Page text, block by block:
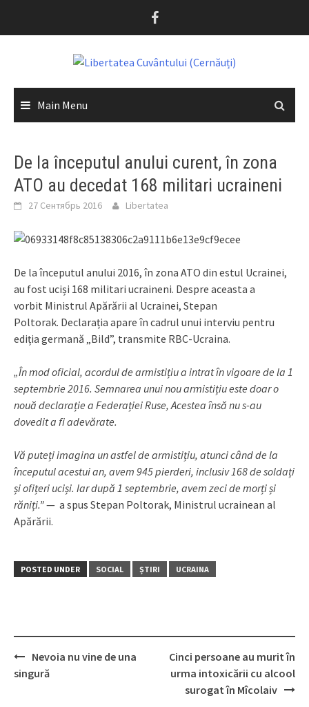
Main Menu
De la începutul anului curent, în zona
ATO au decedat 168 militari ucraineni
27 Сентябрь 2016 Libertatea
De la începutul anului 2016, în zona ATO din estul Ucrainei,
au fost uciși 168 militari ucraineni. Despre aceasta a
vorbit Ministrul Apărării al Ucrainei, Stepan
Poltorak. Declarația apare în cadrul unui interviu pentru
ediția germană „Bild”, transmite RBC-Ucraina.
„În mod oficial, acordul de armistițiu a intrat în vigoare de la 1
septembrie 2016. Semnarea unui nou armistițiu este doar o
nouă declarație a Federației Ruse, Acestea însă nu s-au
dovedit a fi adevărate.
Vă puteți imagina un astfel de armistițiu, atunci când de la
începutul acestui an, avem 945 pierderi, inclusiv 168 de soldați
și ofițeri uciși. Iar după 1 septembrie, avem zeci de morți și
răniți.”— a spus Stepan Poltorak, Ministrul ucrainean al
Apărării.
POSTED UNDER SOCIAL ȘTIRI UCRAINA
Post
Nevoia nu vine de una
singură
Cinci persoane au murit în
urma intoxicării cu alcool
surogat în Mîcolaiv